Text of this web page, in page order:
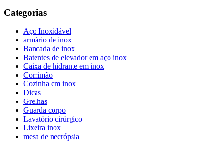
Categorias
Aço Inoxidável
armário de inox
Bancada de inox
Batentes de elevador em aço inox
Caixa de hidrante em inox
Corrimão
Cozinha em inox
Dicas
Grelhas
Guarda corpo
Lavatório cirúrgico
Lixeira inox
mesa de necrópsia